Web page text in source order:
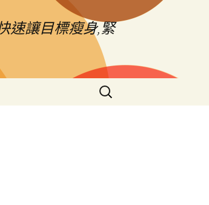
速讓目標瘦身,緊
搜
尋